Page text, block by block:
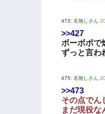
473: 名無しさん
>>427
ボーボボで
ずっと言わ
475: 名無しさん
>>473
その点でん
まだ現役な